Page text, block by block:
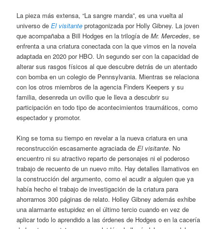
La pieza más extensa, “La sangre manda”, es una vuelta al
universo deEl visitante protagonizada por Holly Gibney. La joven
que acompañaba a Bill Hodges en la trilogía deMr. Mercedes, se
enfrenta a una criatura conectada con la que vimos en la novela
adaptada en 2020 por HBO. Un segundo ser con la capacidad de
alterar sus rasgos físicos al que descubre detrás de un atentado
con bomba en un colegio de Pennsylvania. Mientras se relaciona
con los otros miembros de la agencia Finders Keepers y su
familia, desenreda un ovillo que le lleva a descubrir su
participación en todo tipo de acontecimientos traumáticos, como
espectador y promotor.
King se toma su tiempo en revelar a la nueva criatura en una
reconstrucción escasamente agraciada deEl visitante. No
encuentro ni su atractivo reparto de personajes ni el poderoso
trabajo de recuento de un nuevo mito. Hay detalles llamativos en
la construcción del argumento, como el acudir a alguien que ya
había hecho el trabajo de investigación de la criatura para
ahorrarnos 300 páginas de relato. Holley Gibney además exhibe
una alarmante estupidez en el último tercio cuando en vez de
aplicar todo lo aprendido a las órdenes de Hodges o en la cacería